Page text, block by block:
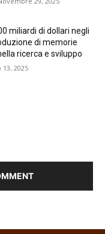
miliardi di dollari negli
di memorie
ricerca e sviluppo
13, 2025